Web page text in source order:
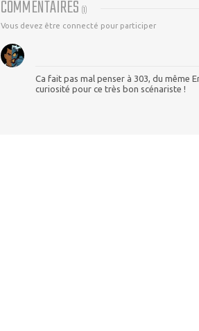
COMMENTAIRES (1)
Vous devez être connecté pour participer
Ca fait pas mal penser à 303, du même
curiosité pour ce très bon scénariste !